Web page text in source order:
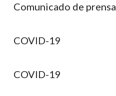
Comunicado de prensa
COVID-19
COVID-19